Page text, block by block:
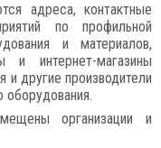
адреса, контактные
по профильной
и материалов,
и интернет-магазины
и другие производители
оборудования.
организации и